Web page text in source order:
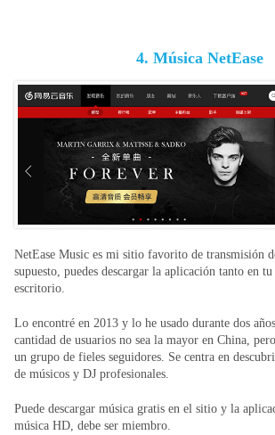
4. Música NetEase
NetEase Music es mi sitio favorito de transmisión
supuesto, puedes descargar la aplicación tanto en
escritorio.
Lo encontré en 2013 y lo he usado durante dos
cantidad de usuarios no sea la mayor en China,
un grupo de fieles seguidores. Se centra en
de músicos y DJ profesionales.
Puede descargar música gratis en el sitio y la
música HD, debe ser miembro.